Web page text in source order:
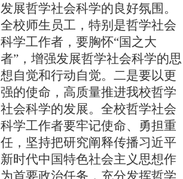
发展哲学社会科学的良好氛围。
全校师生员工，特别是哲学社会
科学工作者，要胸怀“国之大
者”，增强发展哲学社会科学的思
想自觉和行动自觉。二是要以更
强的使命，高质量推进我校哲学
社会科学的发展。全校哲学社会
科学工作者要牢记使命、勇担重
任，坚持把研究阐释传播习近平
新时代中国特色社会主义思想作